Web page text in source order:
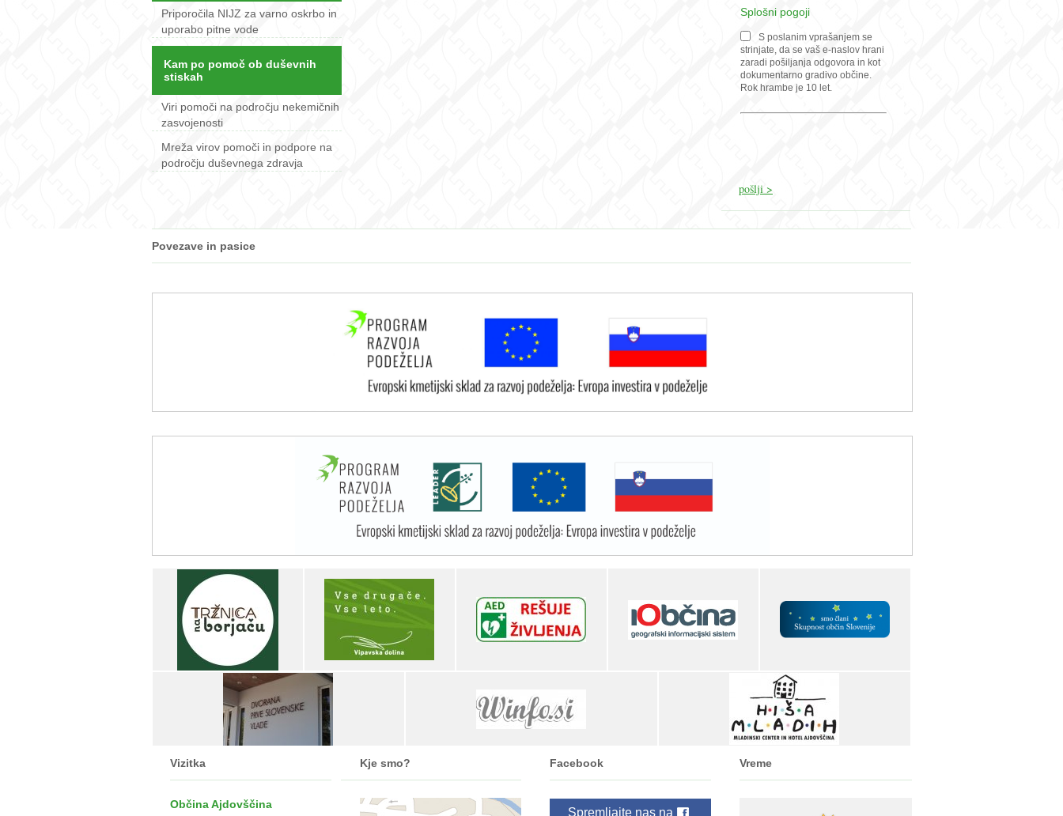
Priporočila NIJZ za varno oskrbo in
uporabo pitne vode
Kam po pomoč ob duševnih
stiskah
Viri pomoči na področju nekemičnih
zasvojenosti
Mreža virov pomoči in podpore na
področju duševnega zdravja
Splošni pogoji
S poslanim vprašanjem se
strinjate, da se vaš e-naslov hrani
zaradi pošiljanja odgovora in kot
dokumentarno gradivo občine.
Rok hrambe je 10 let.
Povezave in pasice
Vizitka
Občina Ajdovščina
Kje smo? Facebook
Spremljajte nas na
Vreme